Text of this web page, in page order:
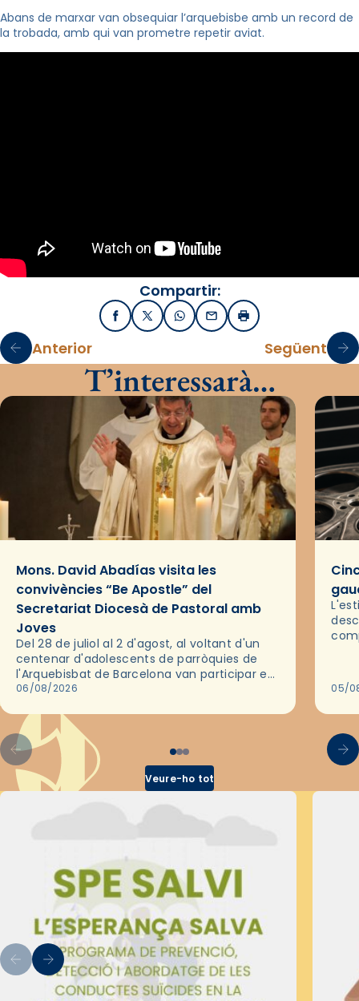
Abans de marxar van obsequiar l’arquebisbe amb un record de
la trobada, amb qui van prometre repetir aviat.
Compartir:
FacebookX / TwitterWhatsApp
EmailImprimir
Anterior Següent
T’interessarà…
Mons. David Abadías visita les
convivències “Be Apostle” del
Secretariat Diocesà de Pastoral amb
Joves
Del 28 de juliol al 2 d'agost, al voltant d'un
centenar d'adolescents de parròquies de
l'Arquebisbat de Barcelona van participar en
les convivències Be Apostle, organitzades
06/08/2026 05/
Veure-ho tot